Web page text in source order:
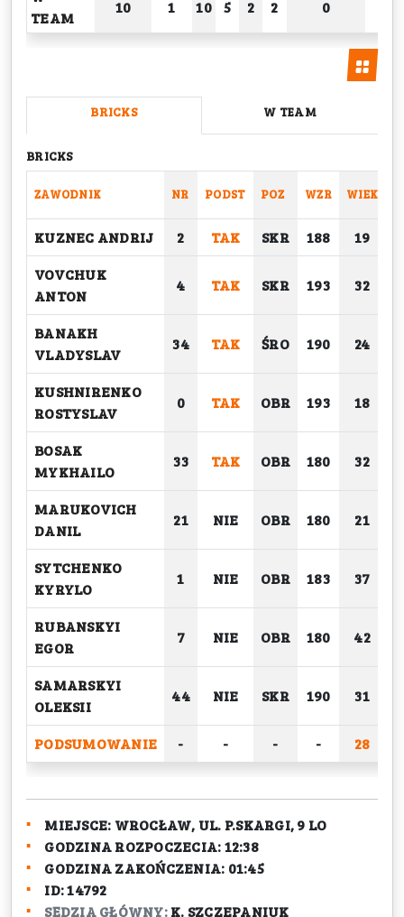
TEAM
10 1 10 5 2 2 0
BRICKS W TEAM
BRICKS
ZAWODNIK NR PODST POZ WZR WIEK
KUZNEC ANDRIJ 2 TAK SKR 188 19
VOVCHUK
ANTON
4 TAK SKR 193 32
BANAKH
VLADYSLAV
34 TAK ŚRO 190 24
KUSHNIRENKO
ROSTYSLAV
0 TAK OBR 193 18
BOSAK
MYKHAILO
33 TAK OBR 180 32
MARUKOVICH
DANIL
21 NIE OBR 180 21
SYTCHENKO
KYRYLO
1 NIE OBR 183 37
RUBANSKYI
EGOR
7 NIE OBR 180 42
SAMARSKYI
OLEKSII
44 NIE SKR 190 31
PODSUMOWANIE - - - - 28
MIEJSCE: WROCŁAW, UL. P.SKARGI, 9 LO
GODZINA ROZPOCZECIA:12:38
GODZINA ZAKOŃCZENIA: 01:45
ID:14792
SĘDZIA GŁÓWNY: K. SZCZEPANIUK